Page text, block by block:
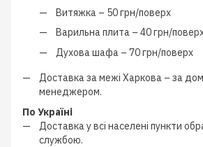
Витяжка – 50 грн/поверх
Варильна плита – 40 грн/
Духова шафа – 70 грн/поверх
Доставка за межі Харкова – за
менеджером.
По Україні
Доставка у всі населені пункти
службою.